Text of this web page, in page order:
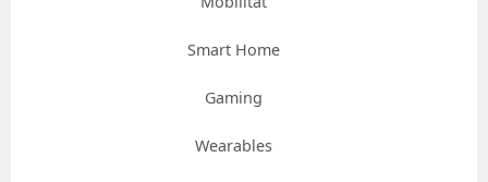
Smart Home
Gaming
Wearables